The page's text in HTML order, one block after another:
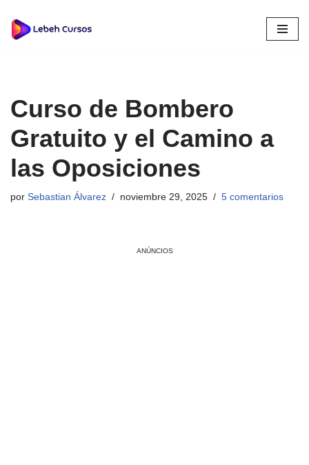
Saltar
Curso de Bombero
Gratuito y el Camino a
las Oposiciones
por Sebastian Álvarez noviembre 29, 2025 5 comentarios
ANÚNCIOS